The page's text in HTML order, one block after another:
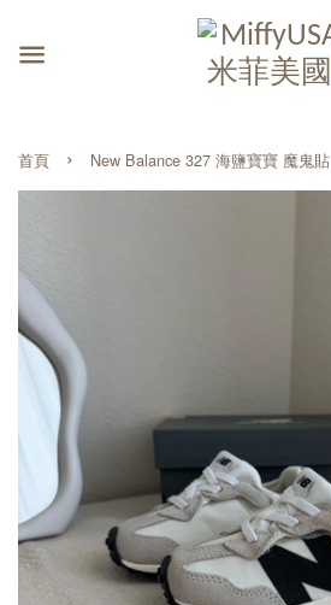
首頁 › New Balance 327 海鹽寶寶 魔鬼貼